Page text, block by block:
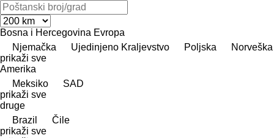
Bosna i Hercegovina Evropa
Njemačka
Ujedinjeno Kraljevstvo Poljska
Norveška
prikaži sve
Amerika
Meksiko
SAD
prikaži sve
druge
Brazil
Čile
prikaži sve